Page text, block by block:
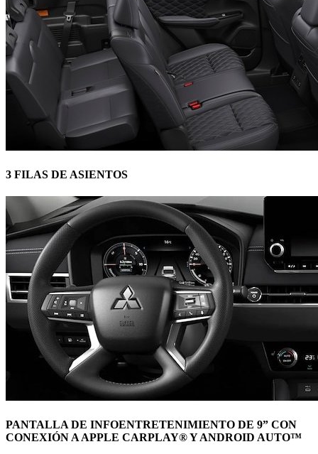
3 FILAS DE ASIENTOS
PANTALLA DE INFOENTRETENIMIENTO DE 9” CON
CONEXIÓN A APPLE CARPLAY® Y ANDROID AUTO™